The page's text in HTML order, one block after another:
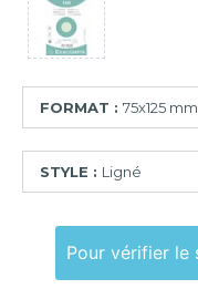
FORMAT : 75x125 mm
mm
STYLE : Ligné
Quadrillé